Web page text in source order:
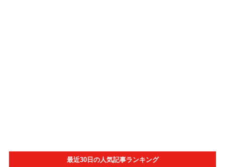
最近30日の人気記事ランキング